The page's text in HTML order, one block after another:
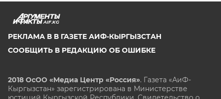
AIF.KG
РЕКЛАМА В В ГАЗЕТЕ АИФ-КЫРГЫЗСТАН
СООБЩИТЬ В РЕДАКЦИЮ ОБ ОШИБКЕ
2018 ОсОО «Медиа Центр «Россия». Газета «АиФ-
Кыргызстан» зарегистрирована в Министерстве